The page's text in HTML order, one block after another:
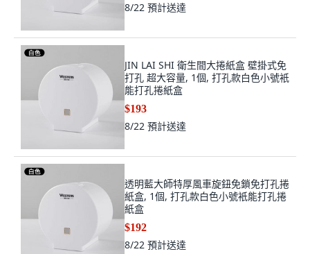
8/22 預計送達
JIN LAI SHI 衛生間大捲紙盒 壁掛式免
打孔 超大容量, 1個, 打孔款白色小號衹
能打孔捲紙盒
$193
8/22 預計送達
透明藍大師特厚風車旋鈕免鎖免打孔捲
紙盒, 1個, 打孔款白色小號衹能打孔捲
紙盒
$192
8/22 預計送達